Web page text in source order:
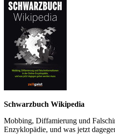
Schwarzbuch Wikipedia
Mobbing, Diffamierung und
Enzyklo­pädie, und was jetzt